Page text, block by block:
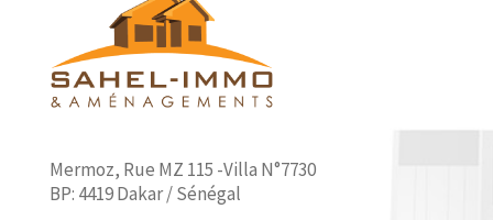
Mermoz, Rue MZ 115 -Villa N°7730
BP: 4419 Dakar / Sénégal